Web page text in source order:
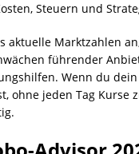
Steuern und
aktuelle Marktzahlen
führender
Wenn du
ohne jeden Tag Kurse